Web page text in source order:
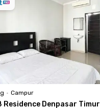
• Campur
Residence Denpasar Timur